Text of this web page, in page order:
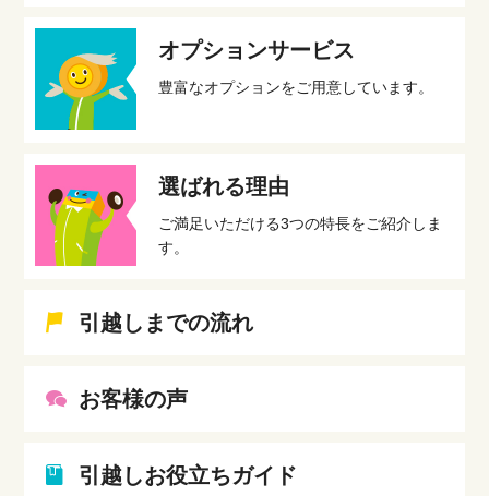
オプションサービス
豊富なオプションをご用意しています。
選ばれる理由
ご満足いただける3つの特長をご紹介しま
す。
引越しまでの流れ
お客様の声
引越しお役立ちガイド